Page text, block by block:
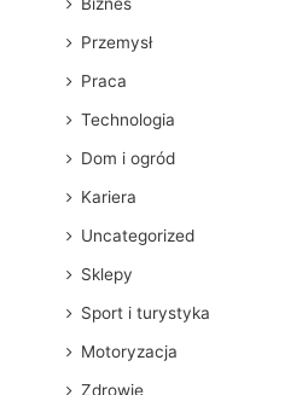
Przemysł
Praca
Technologia
Dom i ogród
Kariera
Uncategorized
Sklepy
Sport i turystyka
Motoryzacja
Zdrowie